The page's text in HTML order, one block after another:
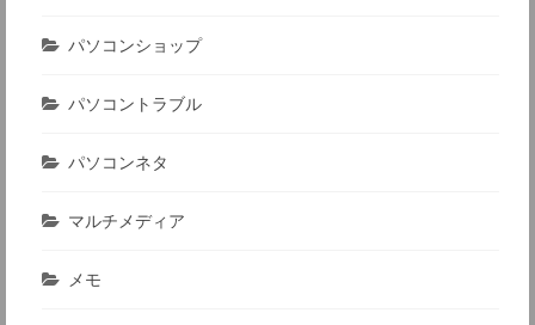
パソコンショップ
パソコントラブル
パソコンネタ
マルチメディア
メモ